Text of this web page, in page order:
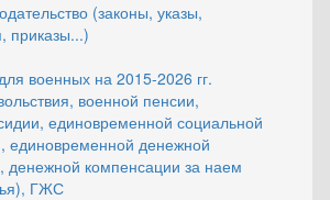
(законы, указы,
приказы...)
военных на 2015-2026 гг.
военной пенсии,
единовременной социальной
единовременной денежной
компенсации за наем
ГЖС